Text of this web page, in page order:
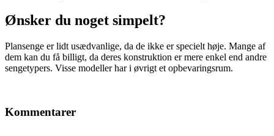
Ønsker du noget simpelt?
Plansenge er lidt usædvanlige, da de ikke er specielt høje. Mange af
dem kan du få billigt, da deres konstruktion er mere enkel end andre
sengetypers. Visse modeller har i øvrigt et opbevaringsrum.
Kommentarer